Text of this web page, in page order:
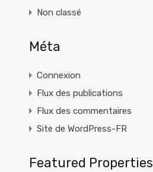
Non classé
Méta
Connexion
Flux des publications
Flux des commentaires
Site de WordPress-FR
Featured Properties